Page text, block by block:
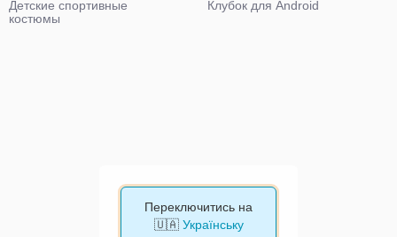
Детские спортивные
костюмы
Клубок для Android
Переключитись на
🇺🇦 Українську